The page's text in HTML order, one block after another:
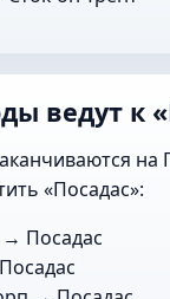
ведут к
«Посадас»:
→ Посадас